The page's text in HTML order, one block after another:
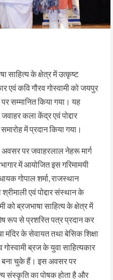
साहित्य के क्षेत्र में उत्कृष्ट
एवं कवि गौरव गोस्वामी को जयपुर
सम्मानित किया गया। यह
कला केंद्र एवं पोद्दार
में प्रदान किया गया।
पर जवाहरलाल नेहरू मार्ग
में आयोजित इस गरिमामयी
गोपाल शर्मा, राजस्थान
एवं पोद्दार संस्थान के
को ब्रजभाषा साहित्य के क्षेत्र में
रूप से प्रशस्ति पत्र प्रदान कर
मंदिर के सेवायत तथा बेसिक शिक्षा
गोस्वामी ब्रज के युवा साहित्यकार
चुके हैं। इस अवसर पर
संस्कृति का पोषक होता है और